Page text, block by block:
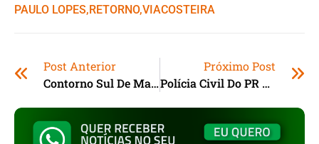
PAULO LOPES,ㅤRETORNO,ㅤVIACOSTEIRA
Post Anterior
Contorno Sul De Maringá Será Duplicado Com Investimento De R$ 450 Milhões
Próximo Post
Polícia Civil Do PR Cumpre 44 Mandados Contra Grupo Familiar De Tráfico